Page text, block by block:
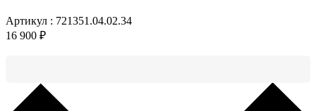
Артикул : 721351.04.02.34
16 900 ₽